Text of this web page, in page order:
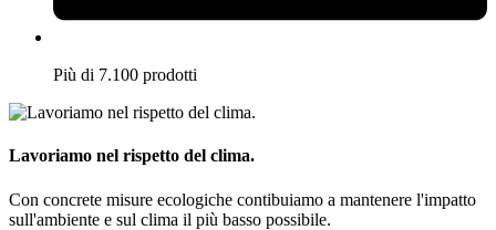
Più di 7.100 prodotti
Lavoriamo nel rispetto del clima.
Con concrete misure ecologiche contibuiamo a mantenere l'impatto
sull'ambiente e sul clima il più basso possibile.